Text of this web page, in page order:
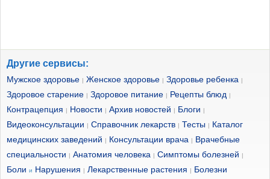
Другие сервисы:
Мужское здоровье Женское здоровье Здоровье ребенка
Здоровое старение Здоровое питание Рецепты блюд
Контрацепция Новости Архив новостей Блоги
Видеоконсультации Справочник лекарств Тесты
Каталог
медицинских заведений
Консультации врача
Врачебные
специальности
Анатомия человека Симптомы болезней
Боли и Нарушения Лекарственные растения
Болезни